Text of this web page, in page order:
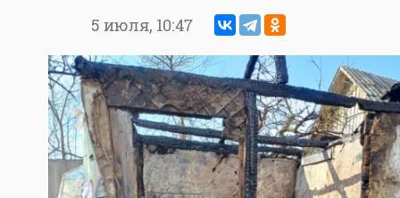
5 июля, 10:47